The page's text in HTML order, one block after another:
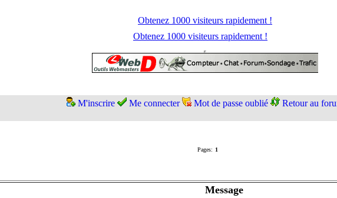
Obtenez 1000 visiteurs rapidement !
Obtenez 1000 visiteurs rapidement !
M'inscrire Me connecter Mot de passe oublié Retour au
Pages: 1
Message